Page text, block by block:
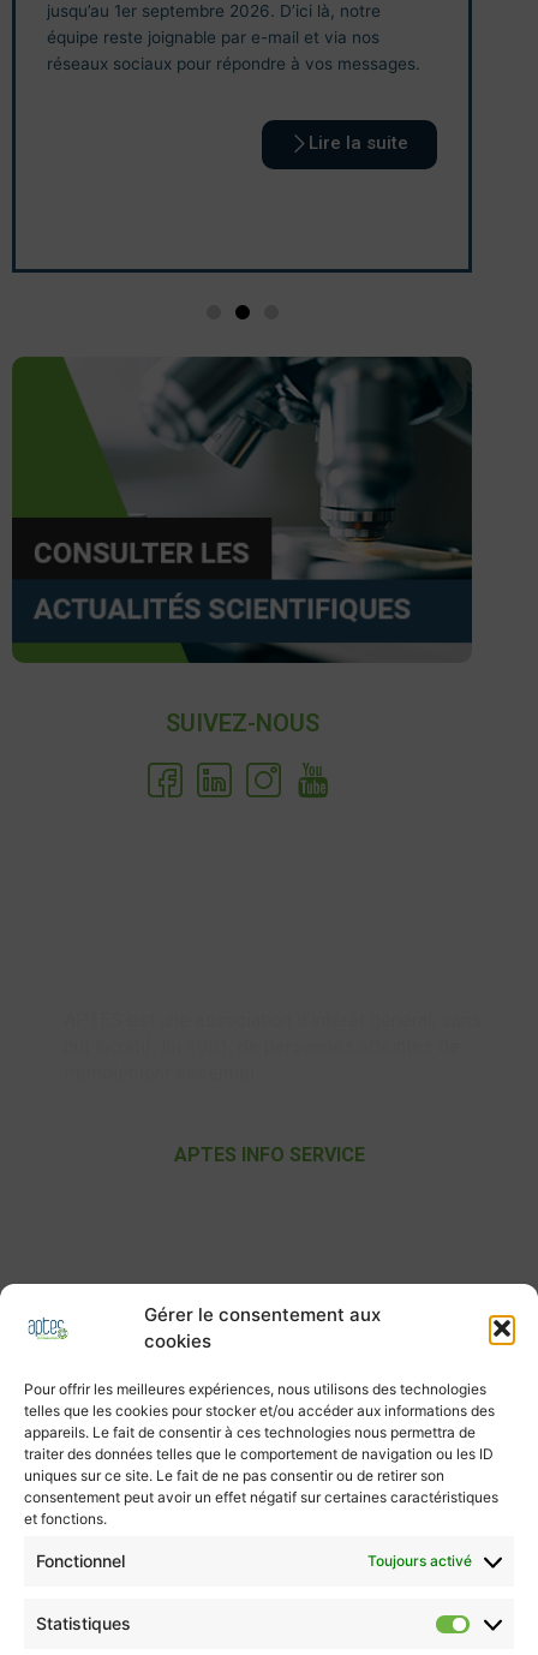
Gérer le consentement aux
cookies
Pour offrir les meilleures expériences, nous utilisons des technologies
telles que les cookies pour stocker et/ou accéder aux informations des
appareils. Le fait de consentir à ces technologies nous permettra de
traiter des données telles que le comportement de navigation ou les ID
uniques sur ce site. Le fait de ne pas consentir ou de retirer son
consentement peut avoir un effet négatif sur certaines caractéristiques
et fonctions.
Fonctionnel Toujours activé
Statistiques
jusqu’au 1er septembre 2026. D’ici là, notre
équipe reste joignable par e-mail et via nos
réseaux sociaux pour répondre à vos messages.
Lire la suite
SUIVEZ-NOUS
APTES INFO SERVICE
Mentions légales Cookies (UE) CGU / CGV
0 970 407 536
contact@aptes.org